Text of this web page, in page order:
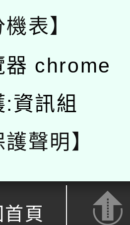
表】
器 chrome
資訊組
護聲明】
頁